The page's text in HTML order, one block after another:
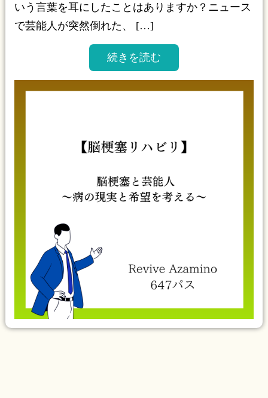
いう言葉を耳にしたことはありますか？ニュース
で芸能人が突然倒れた、 […]
続きを読む